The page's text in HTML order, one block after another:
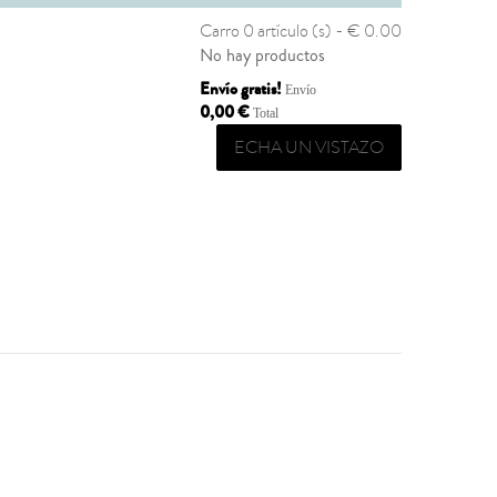
Carro 0 artículo (s) - € 0.00
No hay productos
Envío gratis! Envío
0,00 € Total
ECHA UN VISTAZO